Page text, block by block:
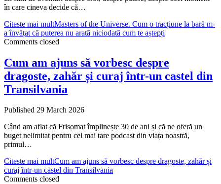
în care cineva decide că…
Citeste mai multMasters of the Universe. Cum o tracțiune la bară m-
a învățat că puterea nu arată niciodată cum te aștepți
Comments closed
Cum am ajuns să vorbesc despre
dragoste, zahăr și curaj într-un castel din
Transilvania
Published 29 March 2026
Când am aflat că Frisomat împlinește 30 de ani și că ne oferă un
buget nelimitat pentru cel mai tare podcast din viața noastră,
primul…
Citeste mai multCum am ajuns să vorbesc despre dragoste, zahăr și
curaj într-un castel din Transilvania
Comments closed